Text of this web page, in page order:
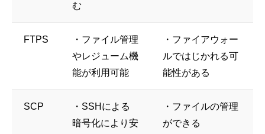
む
FTPS
・ファイル管理
やレジューム機
能が利用可能
・ファイアウォー
ルではじかれる可
能性がある
SCP
・SSHによる
暗号化により安
・ファイルの管理
ができる